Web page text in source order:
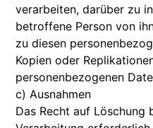
verarbeiten, darüber zu
betroffene Person von
zu diesen
Kopien oder
personenbezogenen
c) Ausnahmen
Das Recht auf